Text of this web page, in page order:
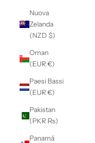
Nuova
Zelanda
(NZD $)
Oman
(EUR €)
Paesi Bassi
(EUR €)
Pakistan
(PKR ₨)
Panamá